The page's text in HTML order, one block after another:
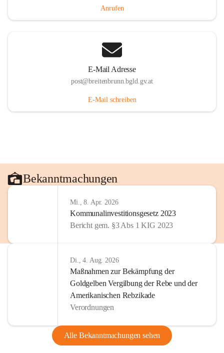
Anrufen
E-Mail Adresse
post@breitenbrunn.bgld.gv.at
E-Mail schreiben
Bekanntmachungen
Mi., 8. Apr. 2026
Kommunalinvestitionsgesetz 2023
Bericht gem. §3 Abs 1 KIG 2023
Di., 4. Aug. 2026
Maßnahmen zur Bekämpfung der
Goldgelben Vergilbung der Rebe und der
Amerikanischen Rebzikade
Verordnungen
Alle Bekanntmachungen sehen